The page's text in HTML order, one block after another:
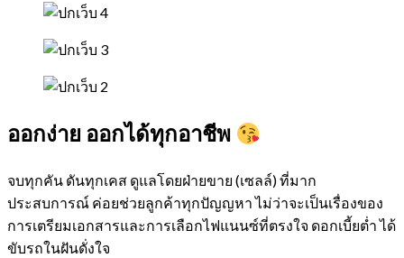
ออกง่าย ออกได้ทุกอาชีพ
จบทุกคัน ดันทุกเคส ดูแลโดยฝ่ายขาย (เซลล์) ที่มาก
ประสบการณ์ ค่อยช่วยลูกค้าทุกปัญญหา ไม่ว่าจะเป็นเรื่องของ
การเตรียมเอกสารและการเลือกไฟแนนซ์ที่ตรงใจ ดอกเบี้ยต่ำ ได้
ขับรถในฝันดั่งใจ